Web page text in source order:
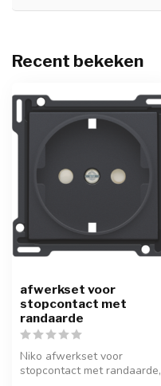
Recent bekeken
afwerkset voor
stopcontact met
randaarde
Niko afwerkset voor
stopcontact met randaarde,